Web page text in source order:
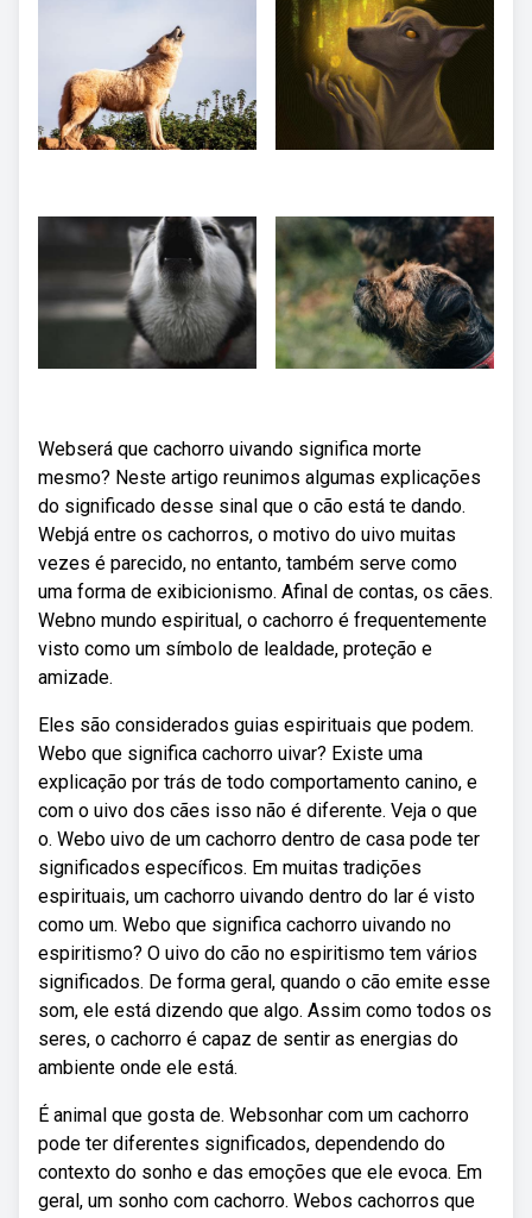
Webserá que cachorro uivando significa morte
mesmo? Neste artigo reunimos algumas explicações
do significado desse sinal que o cão está te dando.
Webjá entre os cachorros, o motivo do uivo muitas
vezes é parecido, no entanto, também serve como
uma forma de exibicionismo. Afinal de contas, os cães.
Webno mundo espiritual, o cachorro é frequentemente
visto como um símbolo de lealdade, proteção e
amizade.
Eles são considerados guias espirituais que podem.
Webo que significa cachorro uivar? Existe uma
explicação por trás de todo comportamento canino, e
com o uivo dos cães isso não é diferente. Veja o que
o. Webo uivo de um cachorro dentro de casa pode ter
significados específicos. Em muitas tradições
espirituais, um cachorro uivando dentro do lar é visto
como um. Webo que significa cachorro uivando no
espiritismo? O uivo do cão no espiritismo tem vários
significados. De forma geral, quando o cão emite esse
som, ele está dizendo que algo. Assim como todos os
seres, o cachorro é capaz de sentir as energias do
ambiente onde ele está.
É animal que gosta de. Websonhar com um cachorro
pode ter diferentes significados, dependendo do
contexto do sonho e das emoções que ele evoca. Em
geral, um sonho com cachorro. Webos cachorros que